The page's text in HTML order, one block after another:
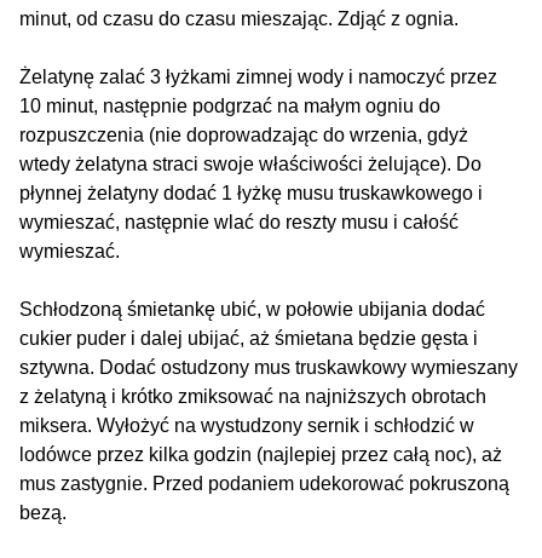
minut, od czasu do czasu mieszając. Zdjąć z ognia.
Żelatynę zalać 3 łyżkami zimnej wody i namoczyć przez
10 minut, następnie podgrzać na małym ogniu do
rozpuszczenia (nie doprowadzając do wrzenia, gdyż
wtedy żelatyna straci swoje właściwości żelujące). Do
płynnej żelatyny dodać 1 łyżkę musu truskawkowego i
wymieszać, następnie wlać do reszty musu i całość
wymieszać.
Schłodzoną śmietankę ubić, w połowie ubijania dodać
cukier puder i dalej ubijać, aż śmietana będzie gęsta i
sztywna. Dodać ostudzony mus truskawkowy wymieszany
z żelatyną i krótko zmiksować na najniższych obrotach
miksera. Wyłożyć na wystudzony sernik i schłodzić w
lodówce przez kilka godzin (najlepiej przez całą noc), aż
mus zastygnie. Przed podaniem udekorować pokruszoną
bezą.